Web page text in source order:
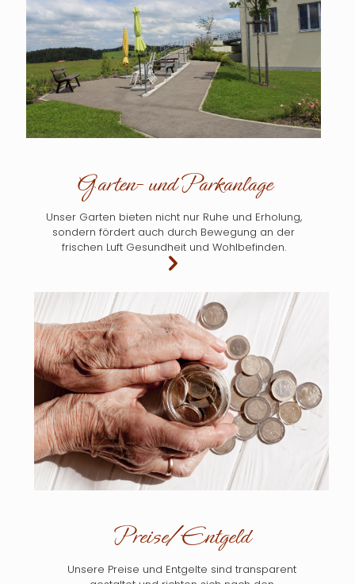
Garten- und Parkanlage
Unser Garten bieten nicht nur Ruhe und Erholung,
sondern fördert auch durch Bewegung an der
frischen Luft Gesundheit und Wohlbefinden.
Preise/Entgeld
Unsere Preise und Entgelte sind transparent